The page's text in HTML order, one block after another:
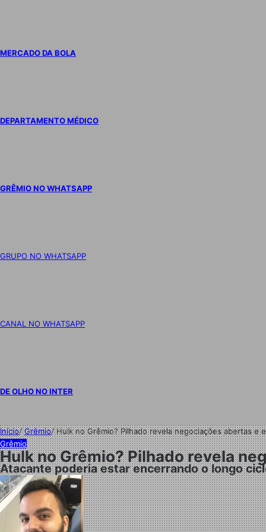
MERCADO DA BOLA
DEPARTAMENTO MÉDICO
GRÊMIO NO WHATSAPP
GRUPO NO WHATSAPP
CANAL NO WHATSAPP
DE OLHO NO INTER
Início/Grêmio/Hulk no Grêmio? Pilhado revela negociações abertas e
Grêmio
Hulk no Grêmio? Pilhado revela
Atacante poderia estar encerrando o longo